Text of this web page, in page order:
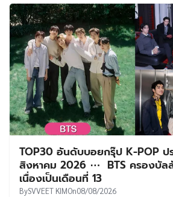
TOP30 อันดับบอยกรุ๊ป K-POP ปร
สิงหาคม 2026 ⋯ BTS ครองบัล
เนื่องเป็นเดือนที่ 13
BySVVEET KIMOn08/08/2026